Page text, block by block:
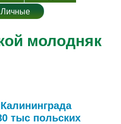
Личные
молодняк
тыс польских